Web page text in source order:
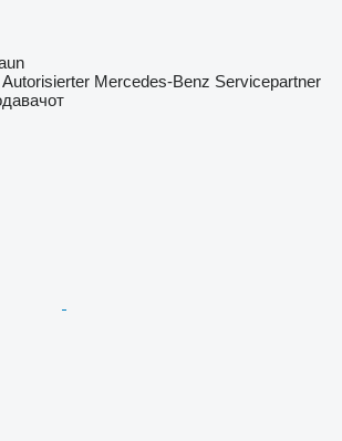
Mercedes-Benz Servicepartner